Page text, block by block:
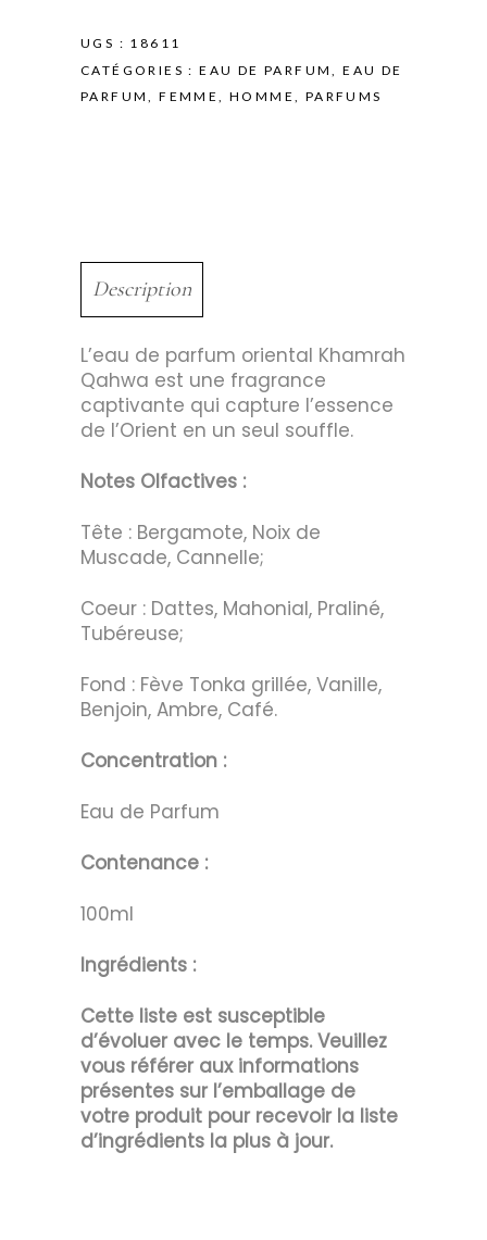
UGS : 18611
CATÉGORIES :EAU DE PARFUM,EAU DE
PARFUM,FEMME,HOMME, PARFUMS
Description
L’eau de parfum oriental Khamrah
Qahwa est une fragrance
captivante qui capture l’essence
de l’Orient en un seul souffle.
Notes Olfactives :
Tête : Bergamote, Noix de
Muscade, Cannelle;
Coeur : Dattes, Mahonial, Praliné,
Tubéreuse;
Fond : Fève Tonka grillée, Vanille,
Benjoin, Ambre, Café.
Concentration :
Eau de Parfum
Contenance :
100ml
Ingrédients :
Cette liste est susceptible
d’évoluer avec le temps. Veuillez
vous référer aux informations
présentes sur l’emballage de
votre produit pour recevoir la liste
d’ingrédients la plus à jour.